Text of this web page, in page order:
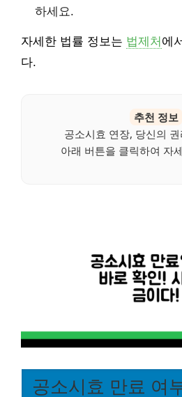
하세요.
자세한 법률 정보는 법제처 에
다.
추천 정보
공소시효 연장, 당신의
아래 버튼을 클릭하여 자
공소시효 만료 여